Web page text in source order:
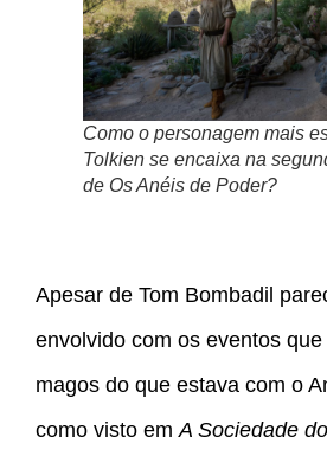
Como o personagem mais
Tolkien se encaixa na
de Os Anéis de Poder?
Apesar de Tom Bombadil
envolvido com os eventos
magos do que estava com o
como visto em A Sociedade